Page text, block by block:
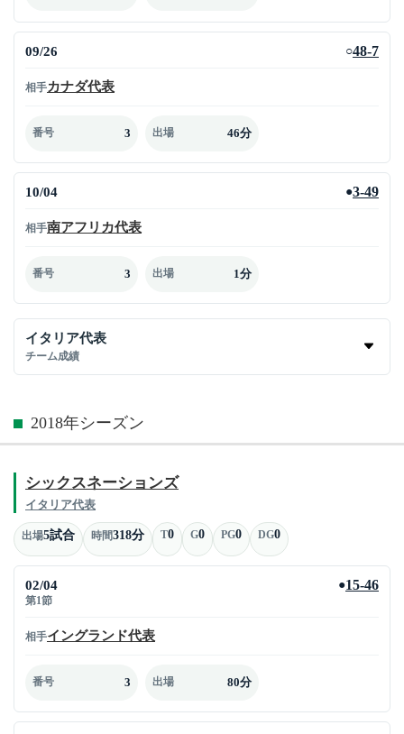
09/26 ○48-7
相手カナダ代表
番号 3 出場 46分
10/04 ●3-49
相手南アフリカ代表
番号 3 出場 1分
イタリア代表
チーム成績
2018年シーズン
シックスネーションズ
イタリア代表
出場5試合 時間318分 T0 G0 PG0 DG0
02/04
第1節
●15-46
相手イングランド代表
番号 3 出場 80分